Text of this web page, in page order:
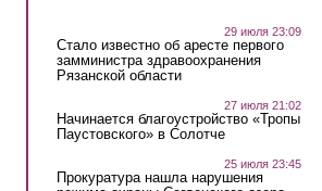
29 июля 23:09
Стало известно об аресте первого
замминистра здравоохранения
Рязанской области
27 июля 21:02
Начинается благоустройство «Тропы
Паустовского» в Солотче
25 июля 23:45
Прокуратура нашла нарушения